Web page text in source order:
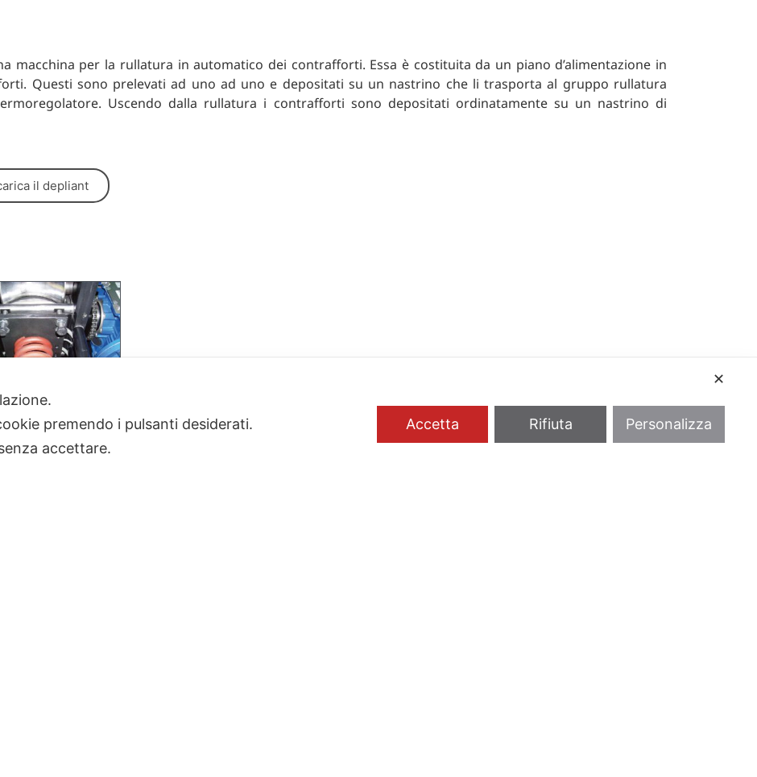
macchina per la rullatura in automatico dei contrafforti. Essa è costituita da un piano d’alimentazione in
Questi sono prelevati ad uno ad uno e depositati su un nastrino che li trasporta al gruppo rullatura
Uscendo dalla rullatura i contrafforti sono depositati ordinatamente su un nastrino di
il depliant
✕
premendo i pulsanti desiderati.
accettare.
Accetta Rifiuta Personalizza